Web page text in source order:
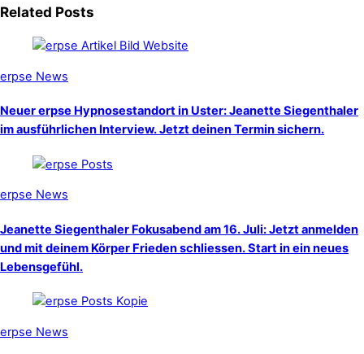
Related Posts
erpse News
Neuer erpse Hypnosestandort in Uster: Jeanette Siegenthaler
im ausführlichen Interview. Jetzt deinen Termin sichern.
erpse News
Jeanette Siegenthaler Fokusabend am 16. Juli: Jetzt anmelden
und mit deinem Körper Frieden schliessen. Start in ein neues
Lebensgefühl.
erpse News